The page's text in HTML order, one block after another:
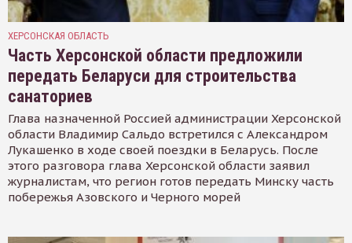
ХЕРСОНСКАЯ ОБЛАСТЬ
Часть Херсонской области предложили
передать Беларуси для строительства
санаториев
Глава назначенной Россией администрации Херсонской
области Владимир Сальдо встретился с Александром
Лукашенко в ходе своей поездки в Беларусь. После
этого разговора глава Херсонской области заявил
журналистам, что регион готов передать Минску часть
побережья Азовского и Черного морей